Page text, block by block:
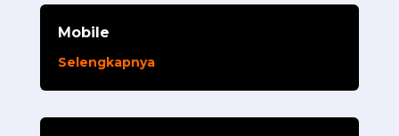
Mobile
Selengkapnya